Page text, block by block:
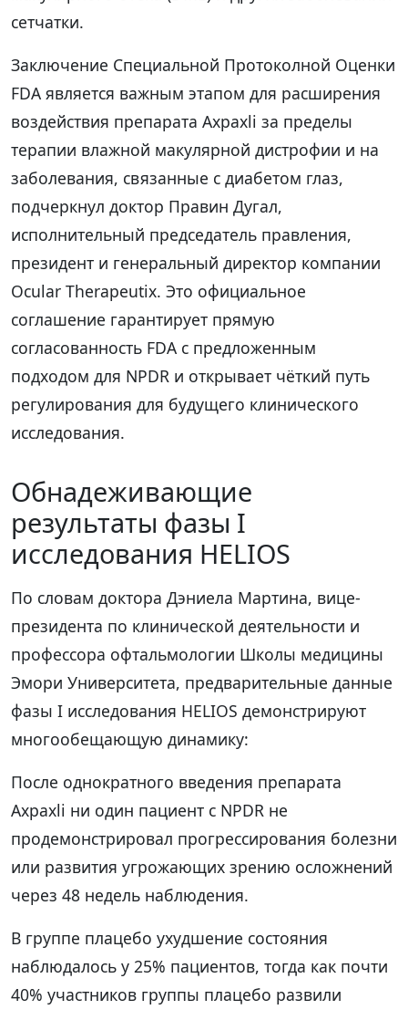
сетчатки.
Заключение Специальной Протоколной Оценки
FDA является важным этапом для расширения
воздействия препарата Axpaxli за пределы
терапии влажной макулярной дистрофии и на
заболевания, связанные с диабетом глаз,
подчеркнул доктор Правин Дугал,
исполнительный председатель правления,
президент и генеральный директор компании
Ocular Therapeutix. Это официальное
соглашение гарантирует прямую
согласованность FDA с предложенным
подходом для NPDR и открывает чёткий путь
регулирования для будущего клинического
исследования.
Обнадеживающие
результаты фазы I
исследования HELIOS
По словам доктора Дэниела Мартина, вице-
президента по клинической деятельности и
профессора офтальмологии Школы медицины
Эмори Университета, предварительные данные
фазы I исследования HELIOS демонстрируют
многообещающую динамику:
После однократного введения препарата
Axpaxli ни один пациент с NPDR не
продемонстрировал прогрессирования болезни
или развития угрожающих зрению осложнений
через 48 недель наблюдения.
В группе плацебо ухудшение состояния
наблюдалось у 25% пациентов, тогда как почти
40% участников группы плацебо развили